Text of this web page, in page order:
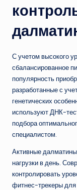
С учетом высокого
сбалансированное
популярность
разработанные с
генетических
используют ДНК-
подбора
специалистом.
Активные
нагрузки в день.
контролировать
фитнес-трекеры для